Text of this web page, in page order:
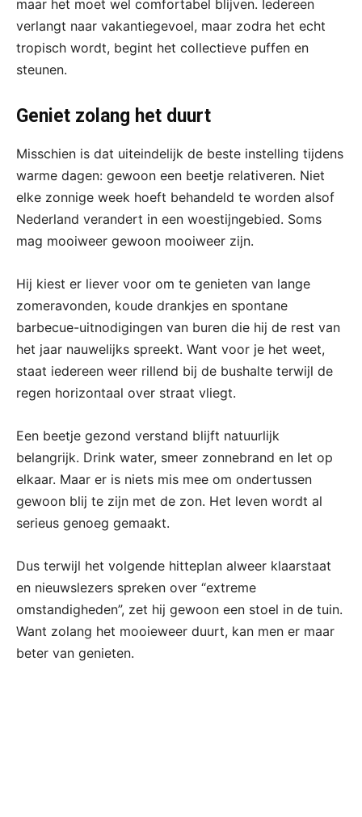
maar het moet wel comfortabel blijven. Iedereen
verlangt naar vakantiegevoel, maar zodra het echt
tropisch wordt, begint het collectieve puffen en
steunen.
Geniet zolang het duurt
Misschien is dat uiteindelijk de beste instelling tijdens
warme dagen: gewoon een beetje relativeren. Niet
elke zonnige week hoeft behandeld te worden alsof
Nederland verandert in een woestijngebied. Soms
mag mooiweer gewoon mooiweer zijn.
Hij kiest er liever voor om te genieten van lange
zomeravonden, koude drankjes en spontane
barbecue-uitnodigingen van buren die hij de rest van
het jaar nauwelijks spreekt. Want voor je het weet,
staat iedereen weer rillend bij de bushalte terwijl de
regen horizontaal over straat vliegt.
Een beetje gezond verstand blijft natuurlijk
belangrijk. Drink water, smeer zonnebrand en let op
elkaar. Maar er is niets mis mee om ondertussen
gewoon blij te zijn met de zon. Het leven wordt al
serieus genoeg gemaakt.
Dus terwijl het volgende hitteplan alweer klaarstaat
en nieuwslezers spreken over “extreme
omstandigheden”, zet hij gewoon een stoel in de tuin.
Want zolang het mooieweer duurt, kan men er maar
beter van genieten.